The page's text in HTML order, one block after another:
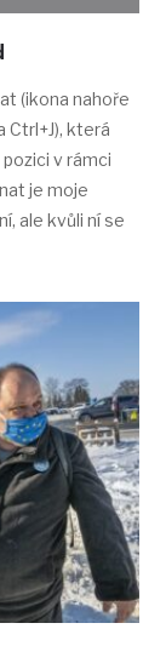
(ikona nahoře
Ctrl+J), která
v rámci
je moje
ale kvůli ní se